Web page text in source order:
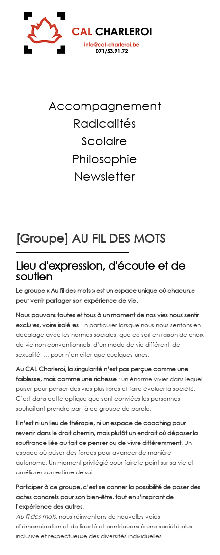
Accompagnement
Radicalités
Scolaire
Philosophie
Newsletter
[Groupe] AU FIL DES MOTS
Lieu d'expression, d'écoute et de
soutien
Le groupe « Au fil des mots » est un espace unique où chacun.e
peut venir partager son expérience de vie.
Nous pouvons toutes et tous à un moment de nos vies nous sentir
exclu·es, voire isolé·es. En particulier lorsque nous nous sentons en
décalage avec les normes sociales, que ce soit en raison de choix
de vie non conventionnels, d’un mode de vie différent, de
sexualité, … pour n’en citer que quelques-unes.
Au CAL Charleroi, la singularité n’est pas perçue comme une
faiblesse, mais comme une richesse : un énorme vivier dans lequel
puiser pour penser des vies plus libres et faire évoluer la société.
C’est dans cette optique que sont conviées les personnes
souhaitant prendre part à ce groupe de parole.
Il n’est ni un lieu de thérapie, ni un espace de coaching pour
revenir dans le droit chemin, mais plutôt un endroit où déposer la
souffrance liée au fait de penser ou de vivre différemment. Un
espace où puiser des forces pour avancer de manière
autonome. Un moment privilégié pour faire le point sur sa vie et
améliorer son estime de soi.
Participer à ce groupe, c’est se donner la possibilité de poser des
actes concrets pour son bien-être, tout en s’inspirant de
l’expérience des autres.
Au fil des mots, nous réinventons de nouvelles voies
d’émancipation et de liberté et contribuons à une société plus
inclusive et respectueuse des diversités individuelles.